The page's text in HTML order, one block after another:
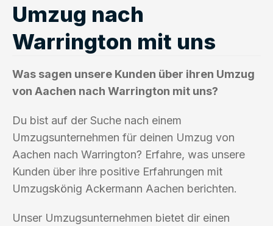
Umzug nach
Warrington mit uns
Was sagen unsere Kunden über ihren Umzug
von Aachen nach Warrington mit uns?
Du bist auf der Suche nach einem
Umzugsunternehmen für deinen Umzug von
Aachen nach Warrington? Erfahre, was unsere
Kunden über ihre positive Erfahrungen mit
Umzugskönig Ackermann Aachen berichten.
Unser Umzugsunternehmen bietet dir einen